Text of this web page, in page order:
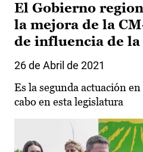
El Gobierno
la mejora de la
de influencia de la
26 de Abril de 2021
Es la segunda actuación
cabo en esta legislatura